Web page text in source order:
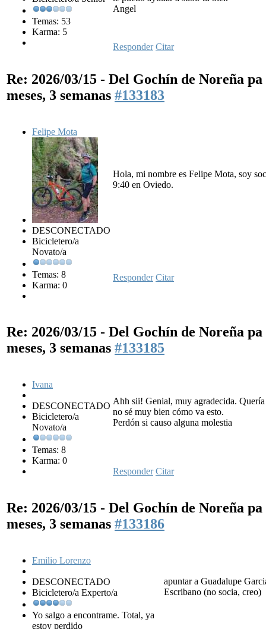
Temas: 53
Karma: 5
Angel
Responder Citar
Re: 2026/03/15 - Del Gochín de Noreña
meses, 3 semanas #133183
Felipe Mota
DESCONECTADO
Bicicletero/a
Novato/a
Temas: 8
Karma: 0
Hola, mi nombre es Felipe Mota, soy
9:40 en Oviedo.
Responder Citar
Re: 2026/03/15 - Del Gochín de Noreña
meses, 3 semanas #133185
Ivana
DESCONECTADO
Bicicletero/a
Novato/a
Temas: 8
Karma: 0
Ahh sii! Genial, muy agradecida.
no sé muy bien cómo va esto.
Perdón si causo alguna molestia
Responder Citar
Re: 2026/03/15 - Del Gochín de Noreña
meses, 3 semanas #133186
Emilio Lorenzo
DESCONECTADO
Bicicletero/a Experto/a
Yo salgo a encontrame. Total, ya
estoy perdido
apuntar a Guadalupe
Escribano (no socia, creo)